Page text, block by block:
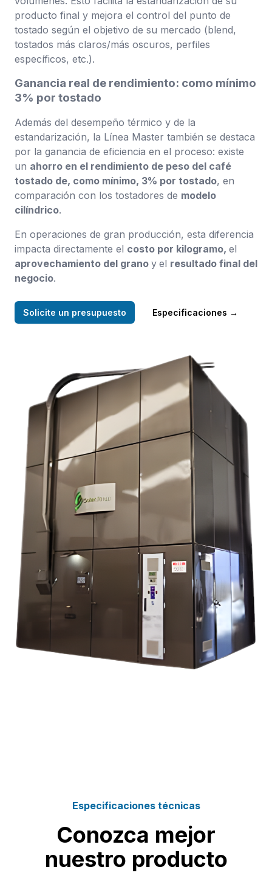
producto final y mejora el control del punto de
tostado según el objetivo de su mercado (blend,
tostados más claros/más oscuros, perfiles
específicos, etc.).
Ganancia real de rendimiento: como mínimo
3% por tostado
Además del desempeño térmico y de la
estandarización, la Línea Master también se destaca
por la ganancia de eficiencia en el proceso: existe
un ahorro en el rendimiento de peso del café
tostado de, como mínimo, 3% por tostado, en
comparación con los tostadores de modelo
cilíndrico.
En operaciones de gran producción, esta diferencia
impacta directamente el costo por kilogramo, el
aprovechamiento del grano y el resultado final del
negocio.
Solicite un presupuesto Especificaciones →
Especificaciones técnicas
Conozca mejor
nuestro producto